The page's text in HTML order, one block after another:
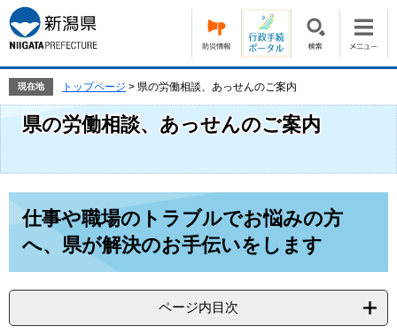
ー
ジ
の
頭
で
す。
ニ
ュ
ー
飛
ば
し
て
本
文
現在地 トップページ > 県の労働相談、あっせんのご案内
県の労働相談、あっせんのご案内
仕事や職場のトラブルでお悩みの方
へ、県が解決のお手伝いをします
ページ内目次